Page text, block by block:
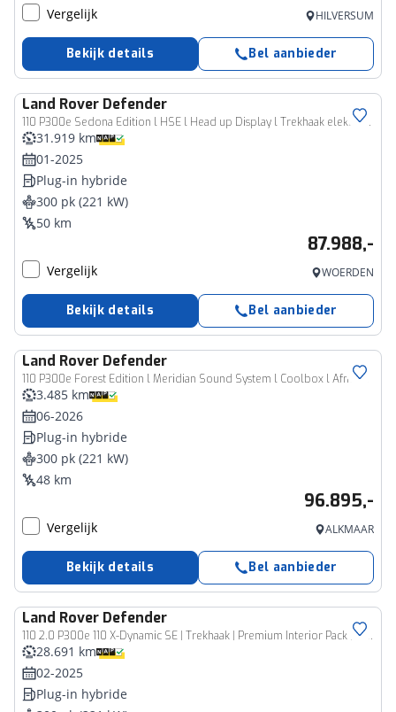
Vergelijk HILVERSUM
Bekijk details Bel aanbieder
Land Rover Defender
110 P300e Sedona Edition l HSE l Head up Display l Trekhaak elektrische l Panorama dak l Merdian Audio l Gallium Silver l Sedona Edition l
31.919 km
01-2025
Plug-in hybride
300 pk (221 kW)
50 km
87.988,-
Vergelijk WOERDEN
Bekijk details Bel aanbieder
Land Rover Defender
110 P300e Forest Edition l Meridian Sound System l Coolbox l Afneembare trekhaak l
3.485 km
06-2026
Plug-in hybride
300 pk (221 kW)
48 km
96.895,-
Vergelijk ALKMAAR
Bekijk details Bel aanbieder
Land Rover Defender
110 2.0 P300e 110 X-Dynamic SE | Trekhaak | Premium Interior Pack | Black Exterior Pack | Cold Climate Pack | Caraway Windsor Leather |
28.691 km
02-2025
Plug-in hybride